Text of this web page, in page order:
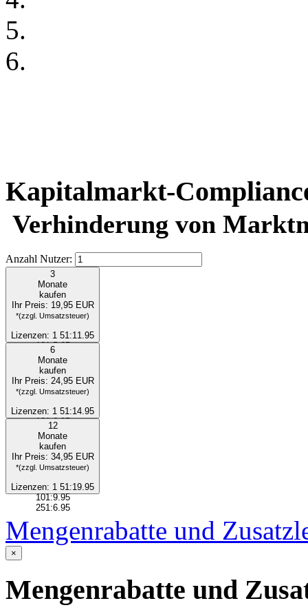
Kapitalmarkt-
Verhinderung von
Anzahl Nutzer:
3
Monate
kaufen
Ihr Preis: 19,95 EUR
*(zzgl. Umsatzsteuer)
Lizenzen: 1 51:11.95
101:5.95
251:3.95
6
Monate
kaufen
Ihr Preis: 24,95 EUR
*(zzgl. Umsatzsteuer)
Lizenzen: 1 51:14.95
101:6.95
251:4.95
12
Monate
kaufen
Ihr Preis: 34,95 EUR
*(zzgl. Umsatzsteuer)
Lizenzen: 1 51:19.95
101:9.95
251:6.95
Mengenrabatte und
×
Mengenrabatte und